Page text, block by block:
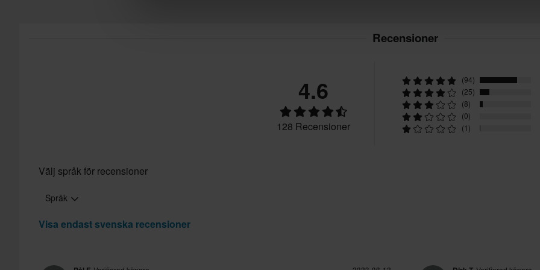
Recensioner
4.6
128 Recensioner
(94)
(25)
(8)
(0)
(1)
Välj språk för recensioner
Språk
Visa endast svenska recensioner